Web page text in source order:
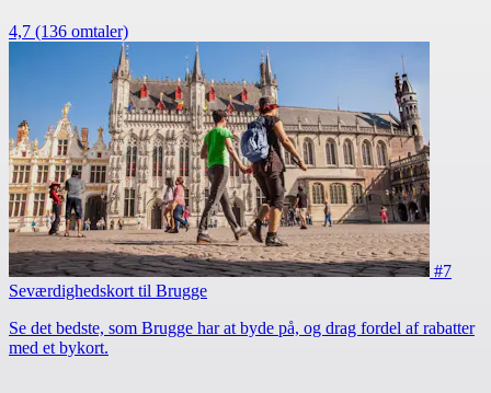
4,7 (136 omtaler)
#7
Seværdighedskort til Brugge
Se det bedste, som Brugge har at byde på, og drag fordel af rabatter
med et bykort.